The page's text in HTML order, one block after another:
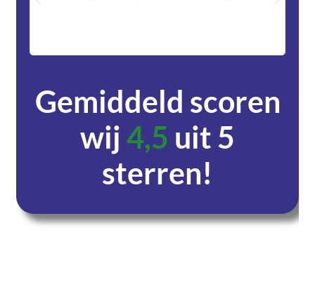
Gemiddeld scoren
wij4,5 uit 5
sterren!